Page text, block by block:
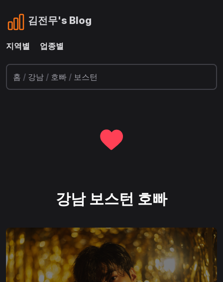
김전무's Blog
지역별 업종별
홈 / 강남 / 호빠 / 보스턴
강남 보스턴 호빠